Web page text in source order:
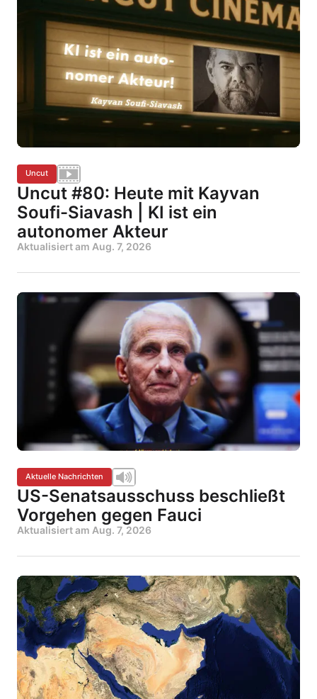
Uncut
Uncut #80: Heute mit Kayvan
Soufi-Siavash | KI ist ein
autonomer Akteur
Aktualisiert am Aug. 7, 2026
Aktuelle Nachrichten
US-Senatsausschuss beschließt
Vorgehen gegen Fauci
Aktualisiert am Aug. 7, 2026